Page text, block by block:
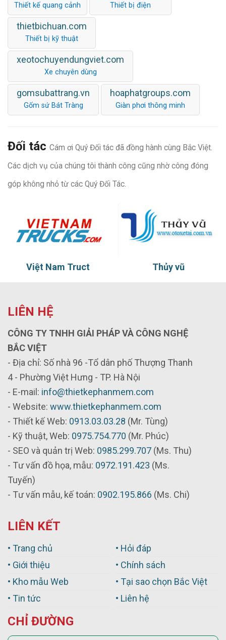
Thiết kế quang cảnh Thiết bị điện
thietbichuan.com
Thiết bị kỹ thuật
xeotochuyendungviet.com
Xe chuyên dùng
gomsubattrang.vn
Gốm sứ Bát Tràng
hoaphatgroups.com
Giàn phơi thông minh
Đối tác Cám ơi Quý Đối tác đã đồng hành cùng Bắc Việt.
Các dịch vụ của chúng tôi thành công cũng nhờ công đóng
góp không nhỏ từ các Quý Đối Tác.
Việt Nam Truct Thủy vũ
LIÊN HỆ
CÔNG TY TNHH GIẢI PHÁP VÀ CÔNG NGHỆ
BẮC VIỆT
- Địa chỉ: Số nhà 96 -Tổ dân phố Thượng Thanh
4 - Phường Việt Hưng - TP. Hà Nội
- E-mail: info@thietkephanmem.com
- Website: www.thietkephanmem.com
- Thiết kế Web: 0913.03.03.28 (Mr. Tùng)
- Kỹ thuật, Web: 0975.754.770 (Mr. Phúc)
- SEO và quản trị Web: 0985.299.707 (Ms. Thu)
- Tư vấn đồ họa, mẫu: 0972.191.423 (Ms.
Tuyến)
- Tư vấn mẫu, kế toán: 0902.195.866 (Ms. Chi)
LIÊN KẾT
• Trang chủ
• Giới thiệu
• Kho mẫu Web
• Tin tức
• Hỏi đáp
• Chính sách
• Tại sao chọn Bắc Việt
• Liên hệ
CHỈ ĐƯỜNG